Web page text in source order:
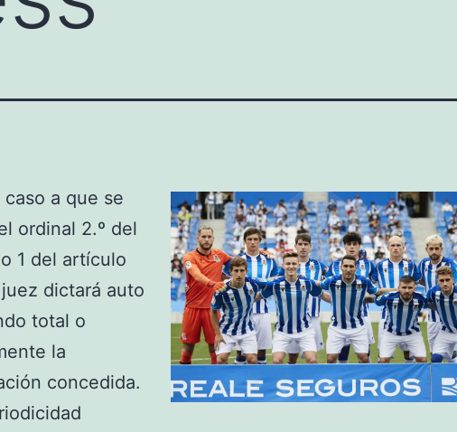
caso a que se
ordinal 2.º del
1 del artículo
dictará auto
total o
la
concedida.